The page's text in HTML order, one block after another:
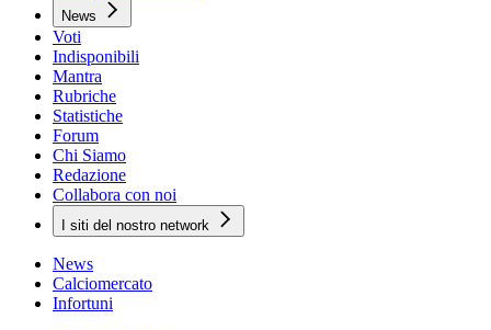
News
Voti
Indisponibili
Mantra
Rubriche
Statistiche
Forum
Chi Siamo
Redazione
Collabora con noi
I siti del nostro network
News
Calciomercato
Infortuni